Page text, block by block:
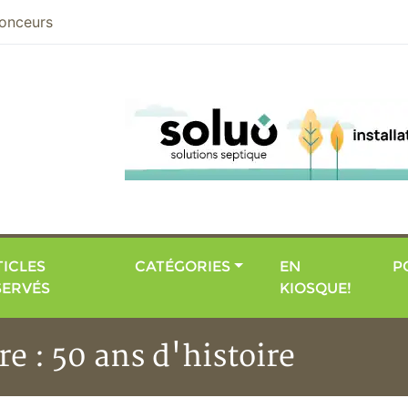
CATÉGORIES
EN
KIOSQUE!
: 50 ans d'histoire